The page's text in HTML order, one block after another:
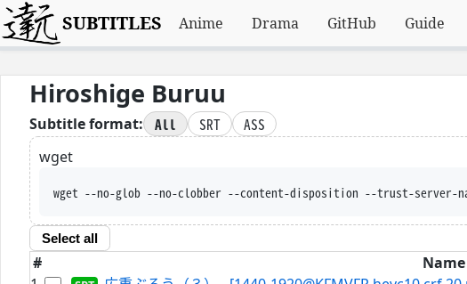
SUBTITLES Anime Drama GitHub Guide
Hiroshige Buruu
Subtitle format: All SRT
ASS
wget
wget --no-glob --no-clobber --content-disposition --trust-server-names --iri
Select all
# Name